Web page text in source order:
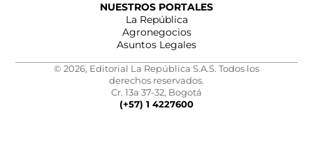
NUESTROS PORTALES
La República
Agronegocios
Asuntos Legales
© 2026, Editorial La República S.A.S. Todos los
derechos reservados.
Cr. 13a 37-32, Bogotá
(+57) 1 4227600